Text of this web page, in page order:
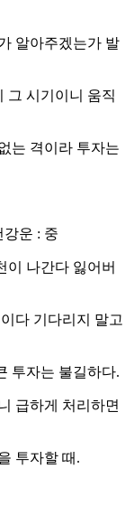
알아주겠는가 발
그 시기이니 움직
는 격이라 투자는
강운 : 중
이 나간다 잃어버
다 기다리지 말고
투자는 불길하다.
급하게 처리하면
투자할 때.